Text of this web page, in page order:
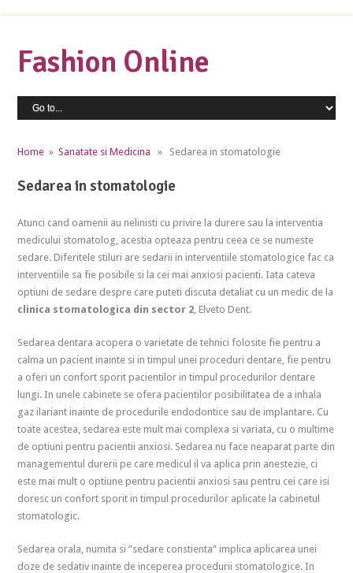
Fashion Online
Home» Sanatate si Medicina » Sedarea in stomatologie
Sedarea in stomatologie
Atunci cand oamenii au nelinisti cu privire la durere sau la interventia
medicului stomatolog, acestia opteaza pentru ceea ce se numeste
sedare. Diferitele stiluri are sedarii in interventiile stomatologice fac ca
interventiile sa fie posibile si la cei mai anxiosi pacienti. Iata cateva
optiuni de sedare despre care puteti discuta detaliat cu un medic de la
clinica stomatologica din sector 2, Elveto Dent.
Sedarea dentara acopera o varietate de tehnici folosite fie pentru a
calma un pacient inainte si in timpul unei proceduri dentare, fie pentru
a oferi un confort sporit pacientilor in timpul procedurilor dentare
lungi. In unele cabinete se ofera pacientilor posibilitatea de a inhala
gaz ilariant inainte de procedurile endodontice sau de implantare. Cu
toate acestea, sedarea este mult mai complexa si variata, cu o multime
de optiuni pentru pacientii anxiosi. Sedarea nu face neaparat parte din
managementul durerii pe care medicul il va aplica prin anestezie, ci
este mai mult o optiune pentru pacientii anxiosi sau pentru cei care isi
doresc un confort sporit in timpul procedurilor aplicate la cabinetul
stomatologic.
Sedarea orala, numita si ”sedare constienta” implica aplicarea unei
doze de sedativ inainte de inceperea procedurii stomatologice. In